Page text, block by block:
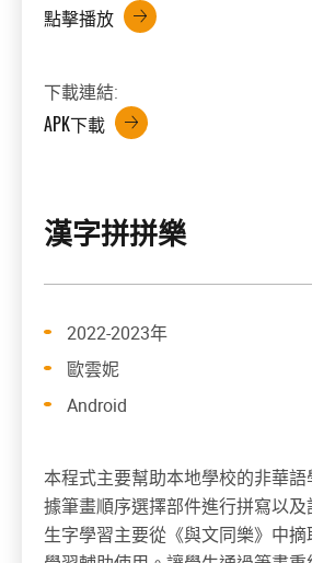
點擊播放
下載連結:
APK下載
漢字拼拼樂
2022-2023年
歐雲妮
Android
本程式主要幫助本地學校的非華
據筆畫順序選擇部件進行拼寫以及
生字學習主要從《與文同樂》中